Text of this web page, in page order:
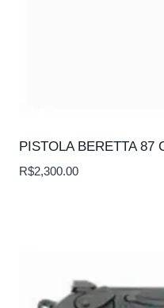
PISTOLA BERETTA 87
R$2,300.00